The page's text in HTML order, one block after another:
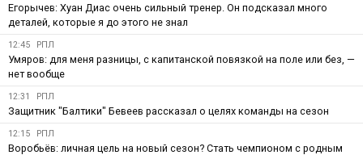
Егорычев: Хуан Диас очень сильный тренер. Он подсказал много
деталей, которые я до этого не знал
12:45 РПЛ
Умяров: для меня разницы, с капитанской повязкой на поле или без, —
нет вообще
12:31 РПЛ
Защитник "Балтики" Бевеев рассказал о целях команды на сезон
12:15 РПЛ
Воробьёв: личная цель на новый сезон? Стать чемпионом с родным